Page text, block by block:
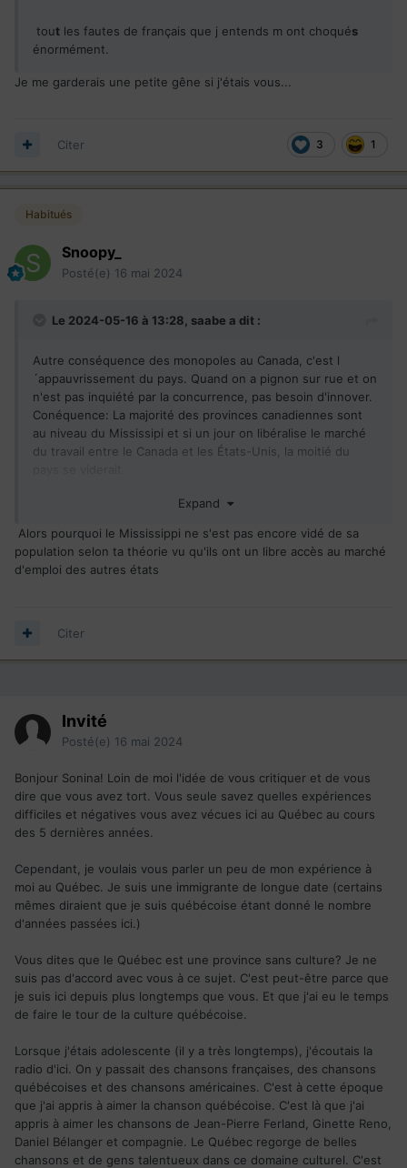
tout les fautes de français que j entends m ont choqués
énormément.
Je me garderais une petite gêne si j'étais vous...
3 1
Citer
Habitués
Snoopy_
Posté(e) 16 mai 2024
Le 2024-05-16 à 13:28, saabe a dit :
Autre conséquence des monopoles au Canada, c'est l
´appauvrissement du pays. Quand on a pignon sur rue et on
n'est pas inquiété par la concurrence, pas besoin d'innover.
Conéquence: La majorité des provinces canadiennes sont
au niveau du Mississipi et si un jour on libéralise le marché
du travail entre le Canada et les États-Unis, la moitié du
Expand
Alors pourquoi le Mississippi ne s'est pas encore vidé de sa
population selon ta théorie vu qu'ils ont un libre accès au marché
d'emploi des autres états
Citer
Invité
Posté(e) 16 mai 2024
Bonjour Sonina! Loin de moi l'idée de vous critiquer et de vous
dire que vous avez tort. Vous seule savez quelles expériences
difficiles et négatives vous avez vécues ici au Québec au cours
des 5 dernières années.
Cependant, je voulais vous parler un peu de mon expérience à
moi au Québec. Je suis une immigrante de longue date (certains
mêmes diraient que je suis québécoise étant donné le nombre
d'années passées ici.)
Vous dites que le Québec est une province sans culture? Je ne
suis pas d'accord avec vous à ce sujet. C'est peut-être parce que
je suis ici depuis plus longtemps que vous. Et que j'ai eu le temps
de faire le tour de la culture québécoise.
Lorsque j'étais adolescente (il y a très longtemps), j'écoutais la
radio d'ici. On y passait des chansons françaises, des chansons
québécoises et des chansons américaines. C'est à cette époque
que j'ai appris à aimer la chanson québécoise. C'est là que j'ai
appris à aimer les chansons de Jean-Pierre Ferland, Ginette Reno,
Daniel Bélanger et compagnie. Le Québec regorge de belles
chansons et de gens talentueux dans ce domaine culturel. C'est